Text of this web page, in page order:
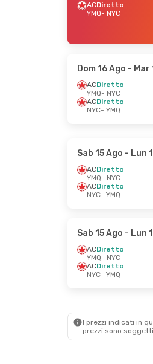
ACDiretto
YMQ- NYC
Dom 16 Ago - Mar
ACDiretto
YMQ- NYC
ACDiretto
NYC- YMQ
Sab 15 Ago - Lun
ACDiretto
YMQ- NYC
ACDiretto
NYC- YMQ
Sab 15 Ago - Lun
ACDiretto
YMQ- NYC
ACDiretto
NYC- YMQ
I prezzi indicati in
prezzi sono